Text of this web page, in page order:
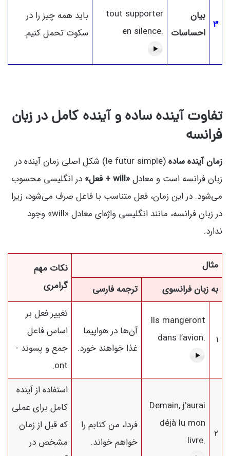
3
بیان
احساسات
tout supporter
en silence.
باید همه چیز را در
سکوت تحمل کنیم.
تفاوت آینده ساده و آینده کامل در زبان
فرانسه
زمان آینده ساده
(le futur simple) شکل اصلی زمان آینده در
زبان فرانسه است و معادل«will + فعل»
در انگلیسی محسوب
می‌شود. در این زمان، فعل متناسب با فاعل صرف می‌شود، زیرا
در زبان فرانسه، مانند انگلیسی واژه‌ای معادل «will» وجود
ندارد.
مثال
نکات مهم
گرامری
به زبان فرانسوی ترجمه فارسی
1
Ils mangeront
dans l’avion.
آن‌ها در هواپیما
غذا خواهند خورد.
تغییر فعل بر
اساس فاعل
جمع و پسوند -
ont.
2
Demain, j’aurai
déjà lu mon
livre.
فردا، من کتابم را
خواهم خواند.
استفاده از آینده
کامل برای عملی
که قبل از زمان
مشخص در